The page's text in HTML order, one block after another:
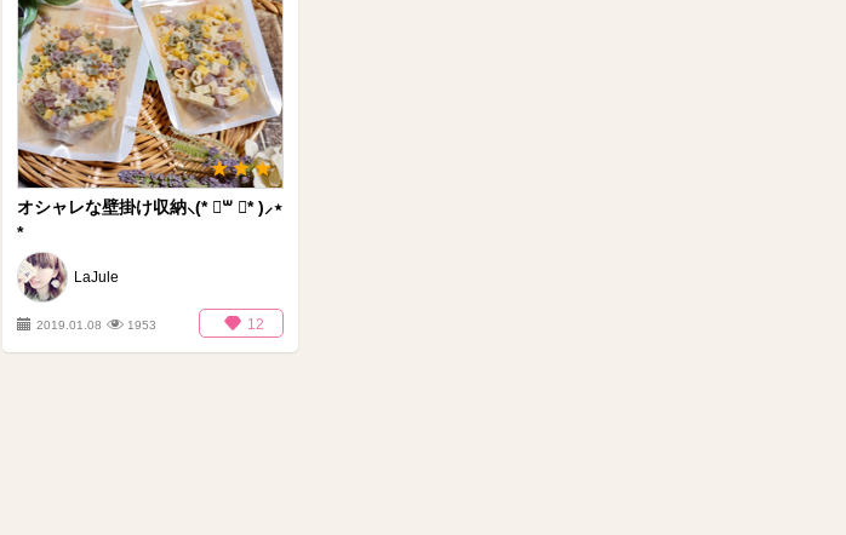
オシャレな壁掛け収納⸜(* ॑꒳ ॑* )⸝⋆
*
LaJule
2019.01.08 1953 12